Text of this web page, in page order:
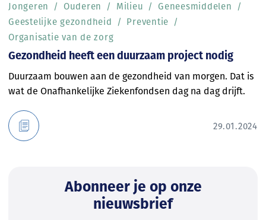
Gezondheid heeft een duurzaam project nodig
Duurzaam bouwen aan de gezondheid van morgen. Dat is
wat de Onafhankelijke Ziekenfondsen dag na dag drijft.
Jongeren
Ouderen Milieu
Geneesmiddelen
Geestelijke gezondheid
Preventie
Organisatie van de zorg
29.01.2024
Abonneer je op onze
nieuwsbrief